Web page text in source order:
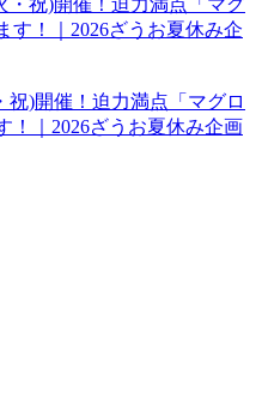
祝)開催！迫力満点「マグロ
！｜2026ざうお夏休み企画